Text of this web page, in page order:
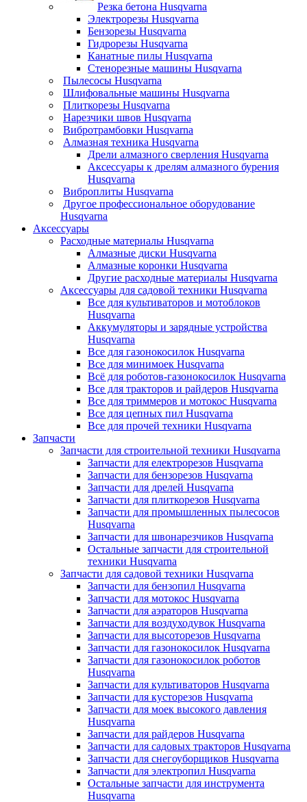
Резка бетона Husqvarna
Электрорезы Husqvarna
Бензорезы Husqvarna
Гидрорезы Husqvarna
Канатные пилы Husqvarna
Стенорезные машины Husqvarna
Пылесосы Husqvarna
Шлифовальные машины Husqvarna
Плиткорезы Husqvarna
Нарезчики швов Husqvarna
Вибротрамбовки Husqvarna
Алмазная техника Husqvarna
Дрели алмазного сверления Husqvarna
Аксессуары к дрелям алмазного бурения
Husqvarna
Виброплиты Husqvarna
Другое профессиональное оборудование
Husqvarna
Аксессуары
Расходные материалы Husqvarna
Алмазные диски Husqvarna
Алмазные коронки Husqvarna
Другие расходные материалы Husqvarna
Аксессуары для садовой техники Husqvarna
Все для культиваторов и мотоблоков
Husqvarna
Аккумуляторы и зарядные устройства
Husqvarna
Все для газонокосилок Husqvarna
Все для минимоек Husqvarna
Всё для роботов-газонокосилок Husqvarna
Все для тракторов и райдеров Husqvarna
Все для триммеров и мотокос Husqvarna
Все для цепных пил Husqvarna
Все для прочей техники Husqvarna
Запчасти
Запчасти для строительной техники Husqvarna
Запчасти для електрорезов Husqvarna
Запчасти для бензорезов Husqvarna
Запчасти для дрелей Husqvarna
Запчасти для плиткорезов Husqvarna
Запчасти для промышленных пылесосов
Husqvarna
Запчасти для швонарезчиков Husqvarna
Остальные запчасти для строительной
техники Husqvarna
Запчасти для садовой техники Husqvarna
Запчасти для бензопил Husqvarna
Запчасти для мотокос Husqvarna
Запчасти для аэраторов Husqvarna
Запчасти для воздуходувок Husqvarna
Запчасти для высоторезов Husqvarna
Запчасти для газонокосилок Husqvarna
Запчасти для газонокосилок роботов
Husqvarna
Запчасти для культиваторов Husqvarna
Запчасти для кусторезов Husqvarna
Запчасти для моек высокого давления
Husqvarna
Запчасти для райдеров Husqvarna
Запчасти для садовых тракторов Husqvarna
Запчасти для снегоуборщиков Husqvarna
Запчасти для электропил Husqvarna
Остальные запчасти для инструмента
Husqvarna